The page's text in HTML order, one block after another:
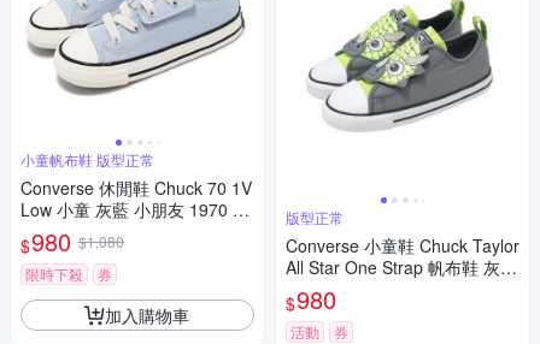
小童帆布鞋 版型正常
Converse 休閒鞋 Chuck 70 1V
Low 小童 灰藍 小朋友 1970 帆
布鞋 A08868C
$980 $1,080
限時下殺
券
加入購物車
版型正常
Converse 小童鞋 Chuck Taylor
All Star One Strap 帆布鞋 灰
綠 魔鬼氈 動物 A15901C
$980
活動 券